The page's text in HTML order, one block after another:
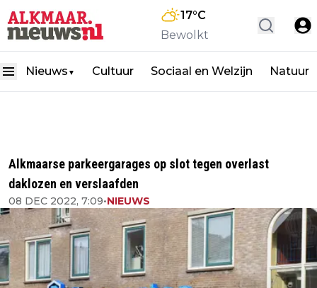
17°C
Bewolkt
Nieuws ▼ Cultuur Sociaal en Welzijn Natuur
Alkmaarse parkeergarages op slot tegen overlast
daklozen en verslaafden
08 DEC 2022, 7:09•NIEUWS